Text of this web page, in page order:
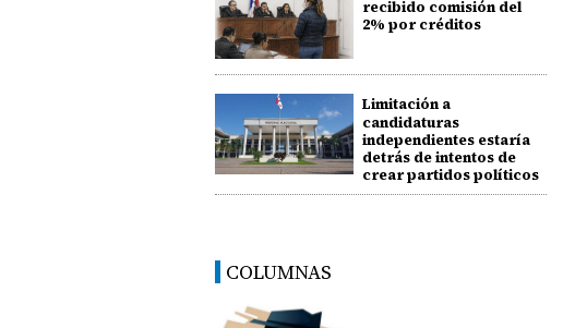
recibido comisión del
2% por créditos
Limitación a
candidaturas
independientes estaría
detrás de intentos de
crear partidos políticos
COLUMNAS